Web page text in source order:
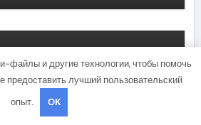
файлы и другие технологии, чтобы помочь
предоставить лучший пользовательский
опыт.
OK